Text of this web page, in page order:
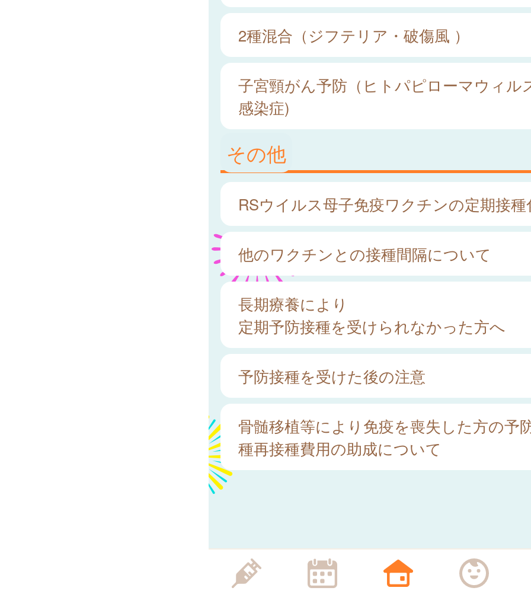
2種混合（ジフテリア・破傷風 ）
子宮頸がん予防（ヒトパピローマウィル
感染症)
その他
RSウイルス母子免疫ワクチンの定期接種
他のワクチンとの接種間隔について
長期療養により
定期予防接種を受けられなかった方へ
予防接種を受けた後の注意
骨髄移植等により免疫を喪失した方の予
種再接種費用の助成について